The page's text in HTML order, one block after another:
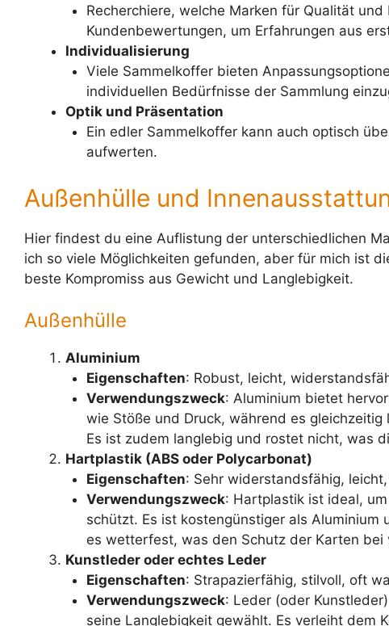
Recherchiere, welche Marken für Qualität
Kundenbewertungen, um Erfahrungen aus
Individualisierung
Viele Sammelkoffer bieten
individuellen Bedürfnisse der Sammlung
Optik und Präsentation
Ein edler Sammelkoffer kann auch optisch
aufwerten.
Außenhülle und
Hier findest du eine Auflistung der unterschiedlichen
ich so viele Möglichkeiten gefunden, aber für mich ist
beste Kompromiss aus Gewicht und Langlebigkeit.
Außenhülle
Aluminium
Eigenschaften: Robust, leicht,
Verwendungszweck: Aluminium bietet
wie Stöße und Druck, während es
Es ist zudem langlebig und rostet nicht, was
Hartplastik (ABS oder Polycarbonat)
Eigenschaften: Sehr widerstandsfähig,
Verwendungszweck: Hartplastik ist ideal,
schützt. Es ist kostengünstiger als
es wetterfest, was den Schutz der Karten
Kunstleder oder echtes Leder
Eigenschaften: Strapazierfähig, stilvoll, oft
Verwendungszweck: Leder (oder
seine Langlebigkeit gewählt. Es verleiht dem